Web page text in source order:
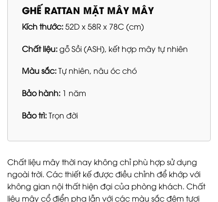
GHẾ RATTAN MẶT MÂY MÂY
Kích thước:52D x 58R x 78C (cm)
Chất liệu:gỗ Sồi (ASH), kết hợp mây tự nhiên
Màu sắc:Tự nhiên, nâu óc chó
Bảo hành: 1 năm
Bảo trì:Trọn đời
Chất liệu mây thời nay không chỉ phù hợp sử dụng
ngoài trời. Các thiết kế được điều chỉnh để khớp với
không gian nội thất hiện đại của phòng khách. Chất
liệu mây cổ điển pha lẫn với các màu sắc đệm tươi